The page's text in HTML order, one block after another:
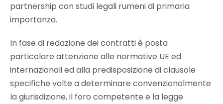
partnership con studi legali rumeni di primaria
importanza.
In fase di redazione dei contratti è posta
particolare attenzione alle normative UE ed
internazionali ed alla predisposizione di clausole
specifiche volte a determinare convenzionalmente
la giurisdizione, il foro competente e la legge